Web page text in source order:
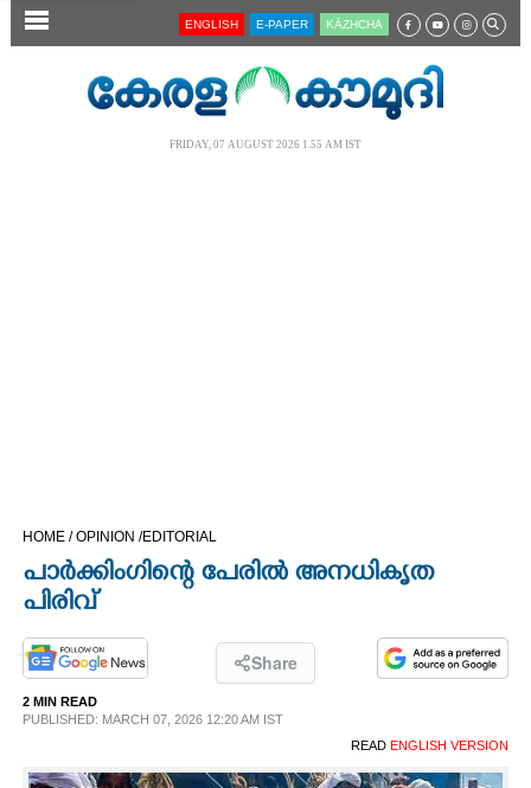
SECTIONS ENGLISH E-PAPER KĀZHCHA
FRIDAY, 07 AUGUST 2026 1.55 AM IST
HOME /OPINION /EDITORIAL
പാർക്കിംഗിന്റെ പേരിൽ അനധികൃത
പിരിവ്
Share
2 MIN READ
PUBLISHED: MARCH 07, 2026 12:20 AM IST
READ ENGLISH VERSION